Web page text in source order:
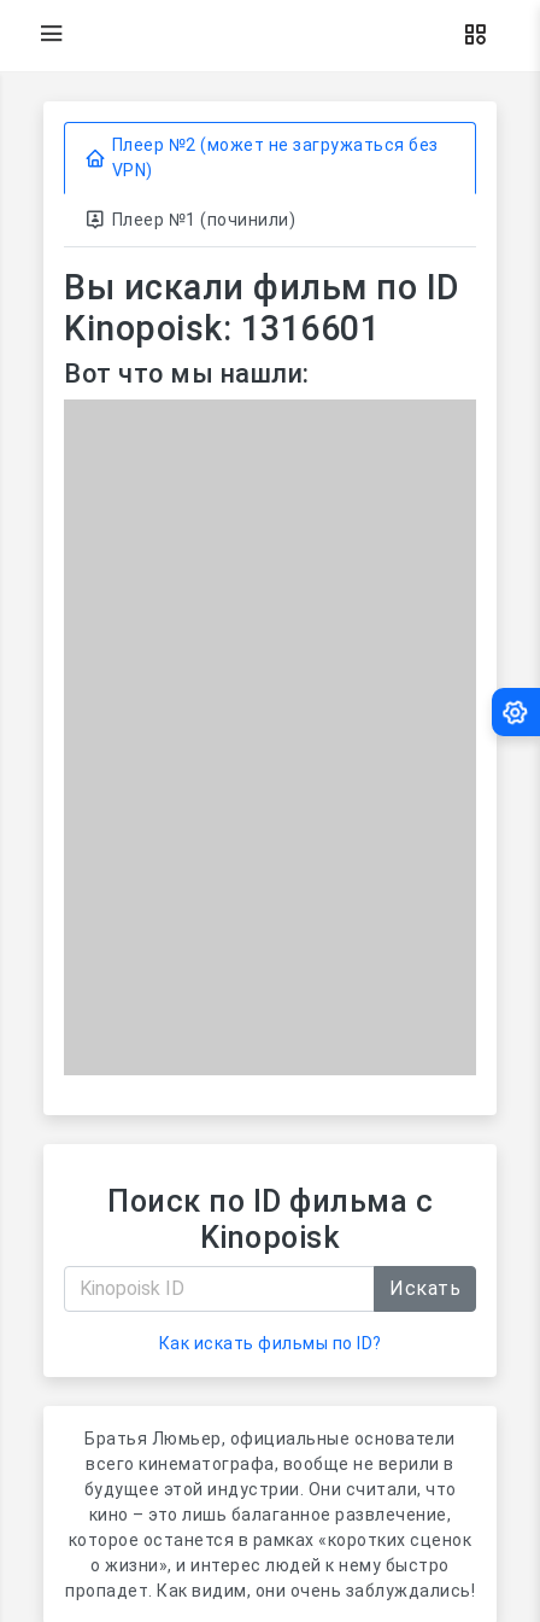
Плеер №2 (может не загружаться без
VPN)
Плеер №1 (починили)
Вы искали фильм по ID
Kinopoisk: 1316601
Вот что мы нашли:
Поиск по ID фильма с
Kinopoisk
Искать
Как искать фильмы по ID?
Братья Люмьер, официальные основатели
всего кинематографа, вообще не верили в
будущее этой индустрии. Они считали, что
кино – это лишь балаганное развлечение,
которое останется в рамках «коротких сценок
о жизни», и интерес людей к нему быстро
пропадет. Как видим, они очень заблуждались!